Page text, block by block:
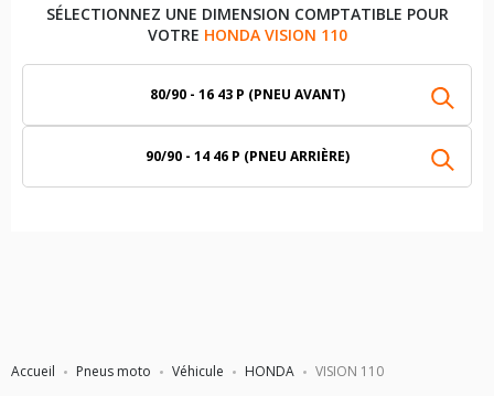
Accueil Pneus moto Véhicule HONDA VISION 110
SÉLECTIONNEZ UNE DIMENSION COMPTATIBLE POUR
VOTRE HONDA VISION 110
80/90 - 16 43 P (PNEU AVANT)
90/90 - 14 46 P (PNEU ARRIÈRE)